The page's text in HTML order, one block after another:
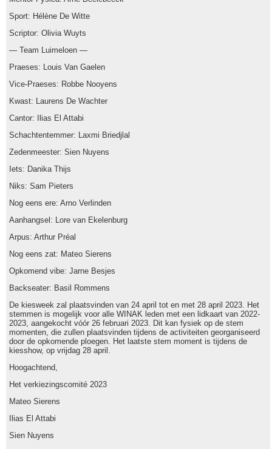
Sport: Hélène De Witte
Scriptor: Olivia Wuyts
— Team Luimeloen —
Praeses: Louis Van Gaelen
Vice-Praeses: Robbe Nooyens
Kwast: Laurens De Wachter
Cantor: Ilias El Attabi
Schachtentemmer: Laxmi Briedjlal
Zedenmeester: Sien Nuyens
Iets: Danika Thijs
Niks: Sam Pieters
Nog eens ere: Arno Verlinden
Aanhangsel: Lore van Ekelenburg
Arpus: Arthur Préal
Nog eens zat: Mateo Sierens
Opkomend vibe: Jarne Besjes
Backseater: Basil Rommens
De kiesweek zal plaatsvinden van 24 april tot en met 28 april 2023. Het
stemmen is mogelijk voor alle WINAK leden met een lidkaart van 2022-
2023, aangekocht vóór 26 februari 2023. Dit kan fysiek op de stem
momenten, die zullen plaatsvinden tijdens de activiteiten georganiseerd
door de opkomende ploegen. Het laatste stem moment is tijdens de
kiesshow, op vrijdag 28 april.
Hoogachtend,
Het verkiezingscomité 2023
Mateo Sierens
Ilias El Attabi
Sien Nuyens